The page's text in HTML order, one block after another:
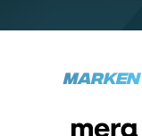
Marken